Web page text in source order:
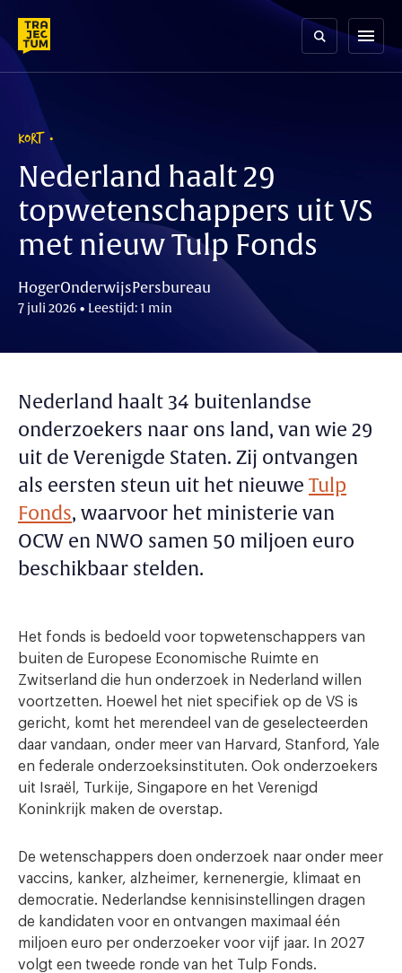
content
menu
KORT
Nederland haalt 29
topwetenschappers uit VS
met nieuw Tulp Fonds
HogerOnderwijsPersbureau
7 juli 2026 • Leestijd: 1 min
Nederland haalt 34 buitenlandse
onderzoekers naar ons land, van wie 29
uit de Verenigde Staten. Zij ontvangen
als eersten steun uit het nieuwe Tulp
Fonds, waarvoor het ministerie van
OCW en NWO samen 50 miljoen euro
beschikbaar stelden.
Het fonds is bedoeld voor topwetenschappers van
buiten de Europese Economische Ruimte en
Zwitserland die hun onderzoek in Nederland willen
voortzetten. Hoewel het niet specifiek op de VS is
gericht, komt het merendeel van de geselecteerden
daar vandaan, onder meer van Harvard, Stanford, Yale
en federale onderzoeksinstituten. Ook onderzoekers
uit Israël, Turkije, Singapore en het Verenigd
Koninkrijk maken de overstap.
De wetenschappers doen onderzoek naar onder meer
vaccins, kanker, alzheimer, kernenergie, klimaat en
democratie. Nederlandse kennisinstellingen dragen
de kandidaten voor en ontvangen maximaal één
miljoen euro per onderzoeker voor vijf jaar. In 2027
volgt een tweede ronde van het Tulp Fonds.